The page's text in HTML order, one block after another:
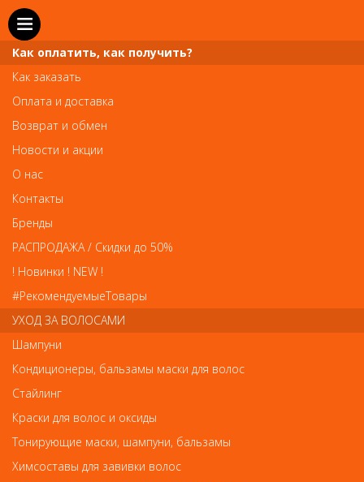
SEO
RuNail Крем после депиляции охлаждающий Cardi 125мл
RuNail Крем после депиляции охлаждающий
Cardi 125мл
Арт.2047
Как оплатить, как получить?
Как заказать
Оплата и доставка
Возврат и обмен
Новости и акции
О нас
Контакты
Бренды
РАСПРОДАЖА / Скидки до 50%
! Новинки ! NEW !
#РекомендуемыеТовары
УХОД ЗА ВОЛОСАМИ
Шампуни
Кондиционеры, бальзамы маски для волос
Стайлинг
Краски для волос и оксиды
Тонирующие маски, шампуни, бальзамы
Химсоставы для завивки волос